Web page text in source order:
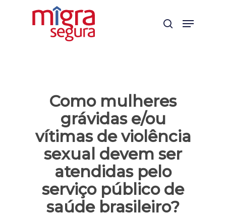
search
Menu
Como mulheres
grávidas e/ou
vítimas de violência
sexual devem ser
atendidas pelo
serviço público de
saúde brasileiro?